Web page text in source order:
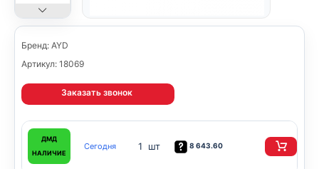
Бренд: AYD
Артикул: 18069
Заказать звонок
ДМД
НАЛИЧИЕ
Сегодня 1 шт 8 643.60